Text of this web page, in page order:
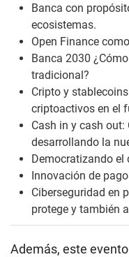
Banca con
ecosistemas.
Open Finance
Banca 2030
tradicional?
Cripto y
criptoactivos en el
Cash in y cash
desarrollando la
Democratizando
Innovación de
Ciberseguridad en
protege y también
Además, este